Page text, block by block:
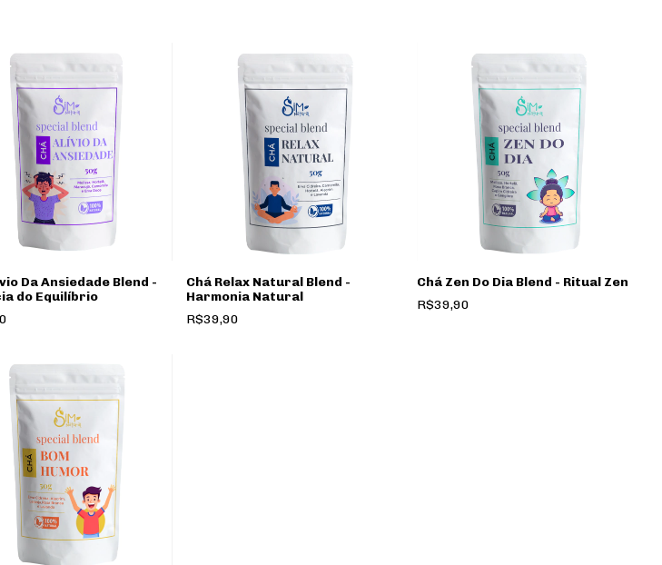
Da Ansiedade Blend -
do Equilíbrio
Chá Relax Natural Blend -
Harmonia Natural
R$39,90
Chá Zen Do Dia Blend - Ritual Zen
R$39,90